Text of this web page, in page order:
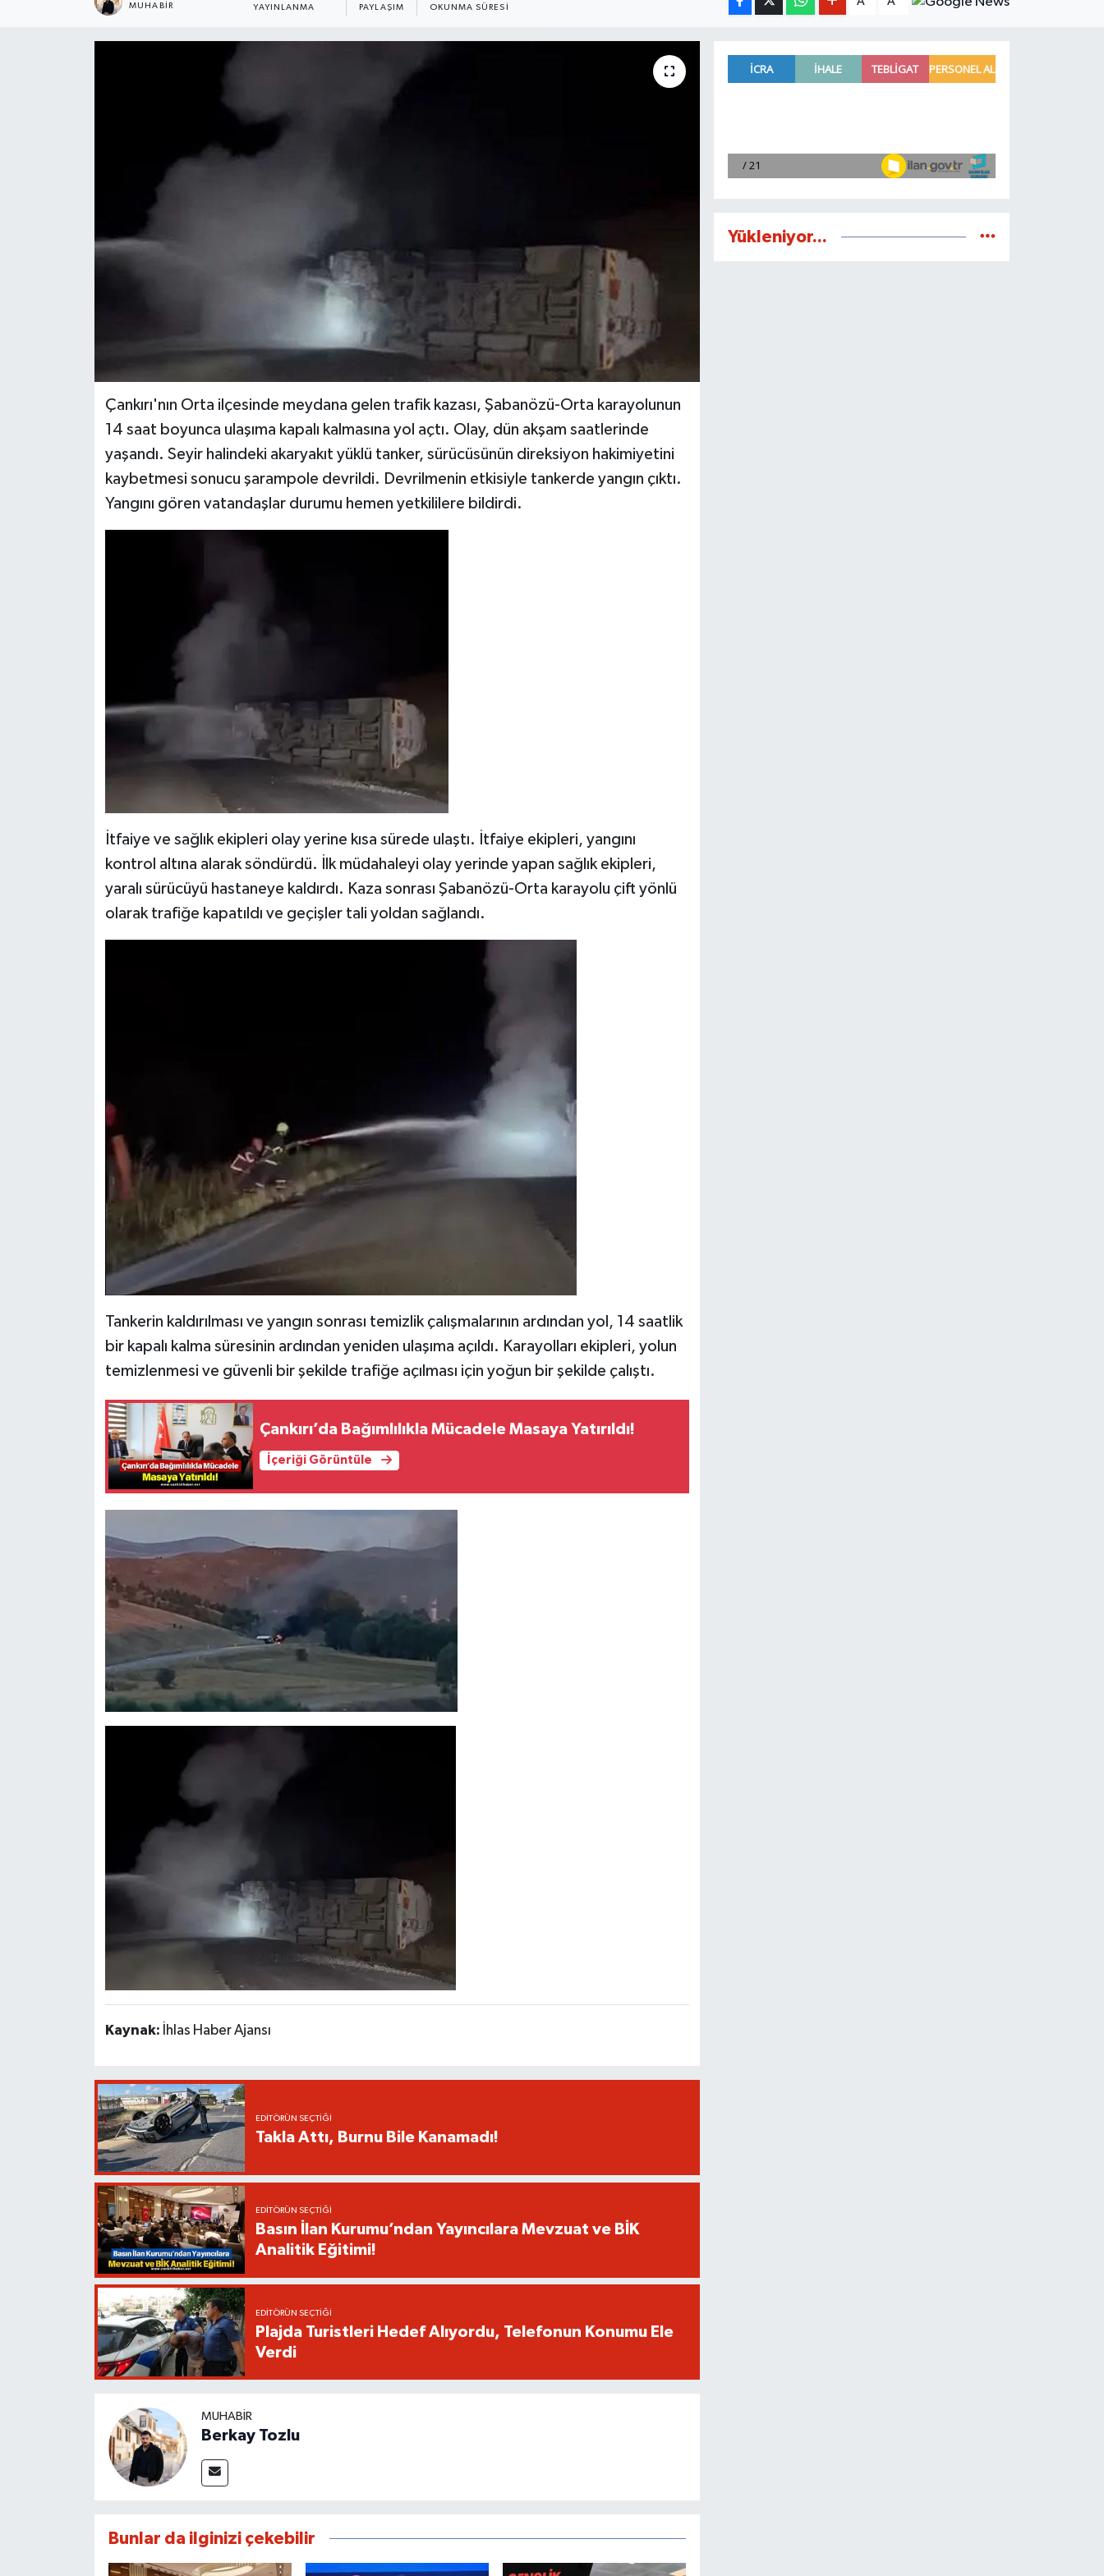
MUHABIR YAYINLANMA PAYLAŞIM OKUNMA SÜRESI
Çankırı'nın Orta ilçesinde meydana gelen trafik kazası, Şabanözü-Orta karayolunun
14 saat boyunca ulaşıma kapalı kalmasına yol açtı. Olay, dün akşam saatlerinde
yaşandı. Seyir halindeki akaryakıt yüklü tanker, sürücüsünün direksiyon hakimiyetini
kaybetmesi sonucu şarampole devrildi. Devrilmenin etkisiyle tankerde yangın çıktı.
Yangını gören vatandaşlar durumu hemen yetkililere bildirdi.
İtfaiye ve sağlık ekipleri olay yerine kısa sürede ulaştı. İtfaiye ekipleri, yangını
kontrol altına alarak söndürdü. İlk müdahaleyi olay yerinde yapan sağlık ekipleri,
yaralı sürücüyü hastaneye kaldırdı. Kaza sonrası Şabanözü-Orta karayolu çift yönlü
olarak trafiğe kapatıldı ve geçişler tali yoldan sağlandı.
Tankerin kaldırılması ve yangın sonrası temizlik çalışmalarının ardından yol, 14 saatlik
bir kapalı kalma süresinin ardından yeniden ulaşıma açıldı. Karayolları ekipleri, yolun
temizlenmesi ve güvenli bir şekilde trafiğe açılması için yoğun bir şekilde çalıştı.
Çankırı’da Bağımlılıkla Mücadele Masaya Yatırıldı!
İçeriği Görüntüle
Kaynak: İhlas Haber Ajansı
EDITÖRÜN SEÇTIĞI
Takla Attı, Burnu Bile Kanamadı!
EDITÖRÜN SEÇTIĞI
Basın İlan Kurumu’ndan Yayıncılara Mevzuat ve BİK
Analitik Eğitimi!
EDITÖRÜN SEÇTIĞI
Plajda Turistleri Hedef Alıyordu, Telefonun Konumu Ele
Verdi
MUHABIR
Berkay Tozlu
Bunlar da ilginizi çekebilir
Yükleniyor...
TEKNOLOJİ